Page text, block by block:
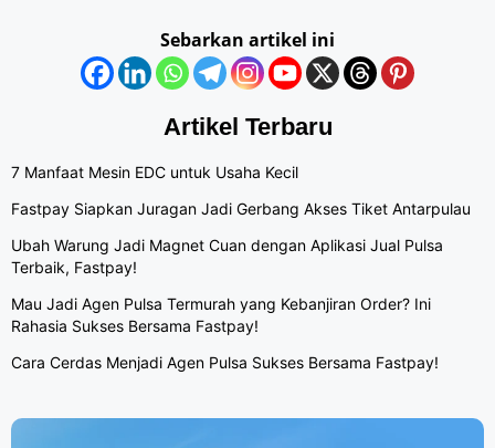
Sebarkan artikel ini
Artikel Terbaru
7 Manfaat Mesin EDC untuk Usaha Kecil
Fastpay Siapkan Juragan Jadi Gerbang Akses Tiket Antarpulau
Ubah Warung Jadi Magnet Cuan dengan Aplikasi Jual Pulsa
Terbaik, Fastpay!
Mau Jadi Agen Pulsa Termurah yang Kebanjiran Order? Ini
Rahasia Sukses Bersama Fastpay!
Cara Cerdas Menjadi Agen Pulsa Sukses Bersama Fastpay!